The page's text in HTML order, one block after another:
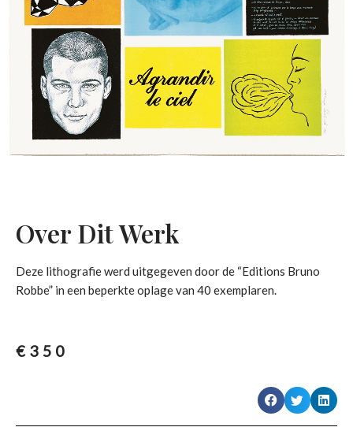
Over Dit Werk
Deze lithografie werd uitgegeven door de “Editions Bruno
Robbe” in een beperkte oplage van 40 exemplaren.
€ 350